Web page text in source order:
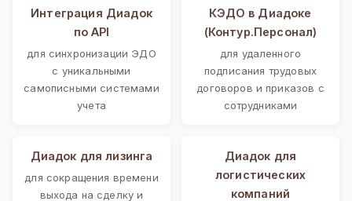
Интеграция Диадок
по API
для синхронизации ЭДО
с уникальными
самописными системами
учета
КЭДО в Диадоке
(Контур.Персонал)
для удаленного
подписания трудовых
договоров и приказов с
сотрудниками
Диадок для лизинга
для сокращения времени
выхода на сделку и
Диадок для
логистических
компаний